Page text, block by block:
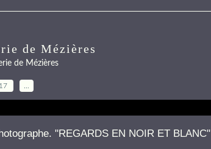
de Mézières
de Mézières
"REGARDS EN NOIR ET BLANC"